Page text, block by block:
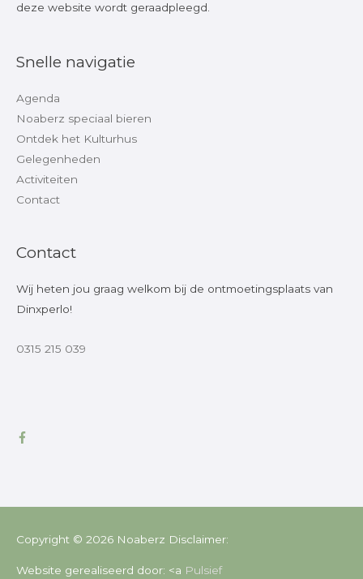
deze website wordt geraadpleegd.
Snelle navigatie
Agenda
Noaberz speciaal bieren
Ontdek het Kulturhus
Gelegenheden
Activiteiten
Contact
Contact
Wij heten jou graag welkom bij de ontmoetingsplaats van
Dinxperlo!
0315 215 039
Copyright © 2026 Noaberz Disclaimer:
Website gerealiseerd door: <a Pulsief